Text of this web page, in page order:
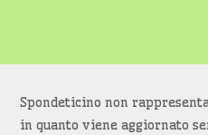
Spondeticino non
in quanto viene aggiornato